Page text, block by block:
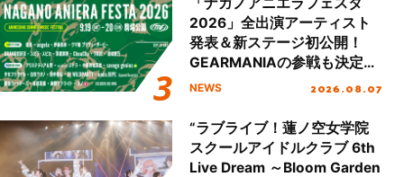
2026」全出演アーティスト
発表＆新ステージ初公開！
GEARMANIAの参戦も決定
し、初となる第3ステージの
NEWS 2026.08.07
“ラブライブ！蓮ノ空女学院
スクールアイドルクラブ 6th
Live Dream ～Bloom Garden